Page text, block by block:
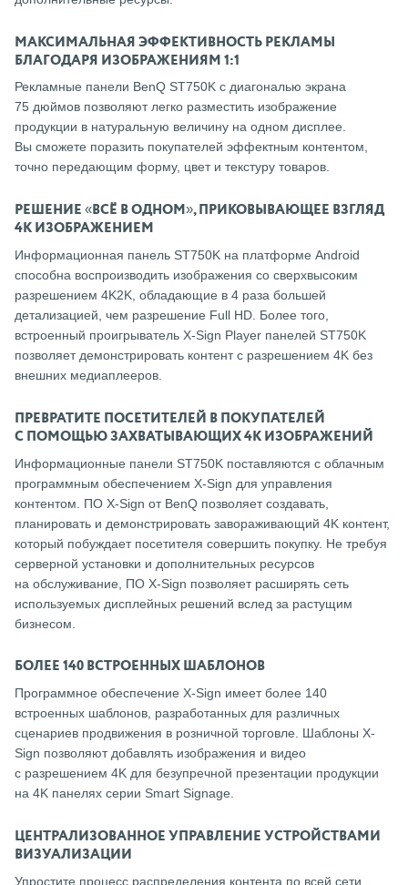
МАКСИМАЛЬНАЯ ЭФФЕКТИВНОСТЬ РЕКЛАМЫ
БЛАГОДАРЯ ИЗОБРАЖЕНИЯМ 1:1
Рекламные панели BenQ ST750K с диагональю экрана
75 дюймов позволяют легко разместить изображение
продукции в натуральную величину на одном дисплее.
Вы сможете поразить покупателей эффектным контентом,
точно передающим форму, цвет и текстуру товаров.
РЕШЕНИЕ «ВСЁ В ОДНОМ», ПРИКОВЫВАЮЩЕЕ ВЗГЛЯД
4K ИЗОБРАЖЕНИЕМ
Информационная панель ST750K на платформе Android
способна воспроизводить изображения со сверхвысоким
разрешением 4K2K, обладающие в 4 раза большей
детализацией, чем разрешение Full HD. Более того,
встроенный проигрыватель X-Sign Player панелей ST750K
позволяет демонстрировать контент с разрешением 4K без
внешних медиаплееров.
ПРЕВРАТИТЕ ПОСЕТИТЕЛЕЙ В ПОКУПАТЕЛЕЙ
С ПОМОЩЬЮ ЗАХВАТЫВАЮЩИХ 4K ИЗОБРАЖЕНИЙ
Информационные панели ST750K поставляются с облачным
программным обеспечением X-Sign для управления
контентом. ПО X-Sign от BenQ позволяет создавать,
планировать и демонстрировать завораживающий 4K контент,
который побуждает посетителя совершить покупку. Не требуя
серверной установки и дополнительных ресурсов
на обслуживание, ПО X-Sign позволяет расширять сеть
используемых дисплейных решений вслед за растущим
бизнесом.
БОЛЕЕ 140 ВСТРОЕННЫХ ШАБЛОНОВ
Программное обеспечение X-Sign имеет более 140
встроенных шаблонов, разработанных для различных
сценариев продвижения в розничной торговле. Шаблоны X-
Sign позволяют добавлять изображения и видео
с разрешением 4K для безупречной презентации продукции
на 4K панелях серии Smart Signage.
ЦЕНТРАЛИЗОВАННОЕ УПРАВЛЕНИЕ УСТРОЙСТВАМИ
ВИЗУАЛИЗАЦИИ
Упростите процесс распределения контента по всей сети